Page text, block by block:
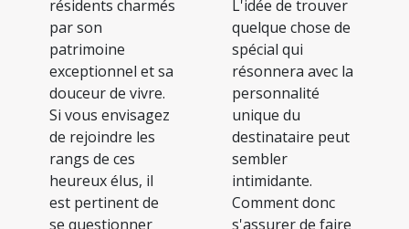
résidents charmés
par son
patrimoine
exceptionnel et sa
douceur de vivre.
Si vous envisagez
de rejoindre les
rangs de ces
heureux élus, il
est pertinent de
se questionner
L'idée de trouver
quelque chose de
spécial qui
résonnera avec la
personnalité
unique du
destinataire peut
sembler
intimidante.
Comment donc
s'assurer de faire